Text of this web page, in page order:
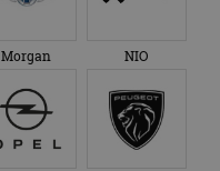
Morgan NIO